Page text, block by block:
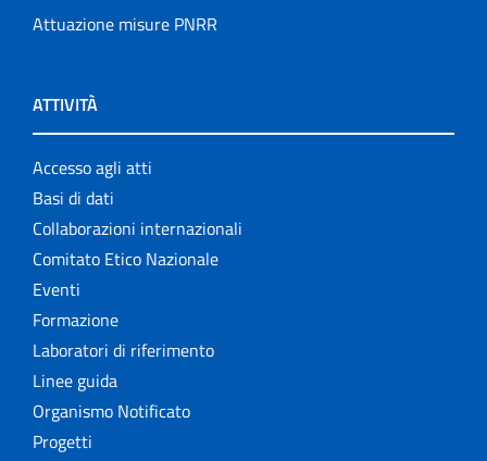
Attuazione misure PNRR
ATTIVITÀ
Accesso agli atti
Basi di dati
Collaborazioni internazionali
Comitato Etico Nazionale
Eventi
Formazione
Laboratori di riferimento
Linee guida
Organismo Notificato
Progetti